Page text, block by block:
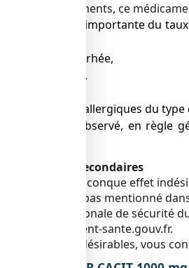
tous les médicaments, ce
trop importante du
ou diarrhée,
rots,
cutanées allergiques du
de Burnett observé, en règle
des effets secondaires
un quelconque effet
qui ne serait pas mentionné
: Agence nationale de sécurité
www.signalement-sante.gouv.fr.
les effets indésirables, vous